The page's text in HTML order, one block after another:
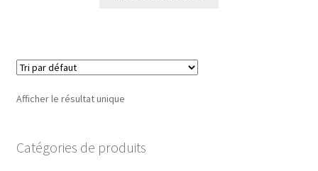
Afficher le résultat unique
Catégories de produits